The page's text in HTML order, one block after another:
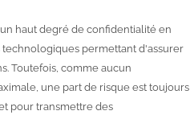
haut degré de confidentialité en
permettant d'assurer
Toutefois, comme aucun
une part de risque est toujours
pour transmettre des